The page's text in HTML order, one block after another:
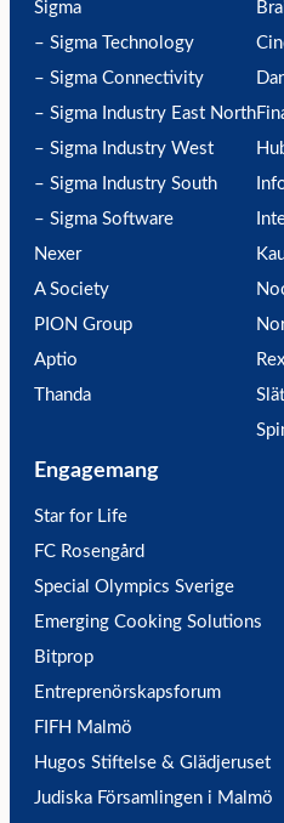
Sigma
– Sigma Technology
– Sigma Connectivity
– Sigma Industry East North
– Sigma Industry West
– Sigma Industry South
– Sigma Software
Nexer
A Society
PION Group
Aptio
Thanda
Engagemang
Star for Life
FC Rosengård
Special Olympics Sverige
Emerging Cooking Solutions
Bitprop
Entreprenörskapsforum
FIFH Malmö
Hugos Stiftelse & Glädjeruset
Judiska Församlingen i Malmö